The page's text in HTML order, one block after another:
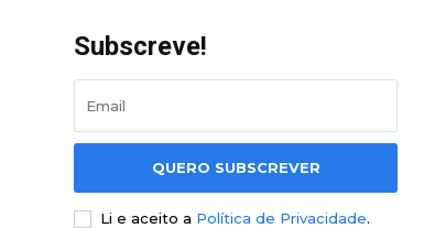
Subscreve!
QUERO SUBSCREVER
Li e aceito a Política de Privacidade.